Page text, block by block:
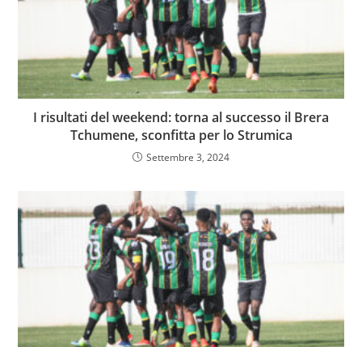
I risultati del weekend: torna al successo il Brera
Tchumene, sconfitta per lo Strumica
Settembre 3, 2024